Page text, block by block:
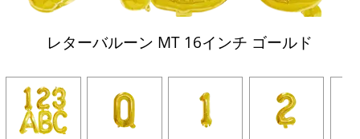
レターバルーン MT 16インチ ゴールド